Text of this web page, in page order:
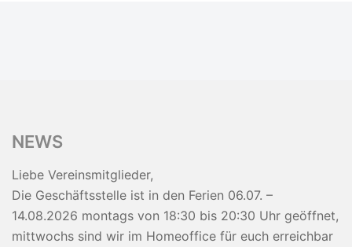
NEWS
Liebe Vereinsmitglieder,
Die Geschäftsstelle ist in den Ferien 06.07. –
14.08.2026 montags von 18:30 bis 20:30 Uhr geöffnet,
mittwochs sind wir im Homeoffice für euch erreichbar